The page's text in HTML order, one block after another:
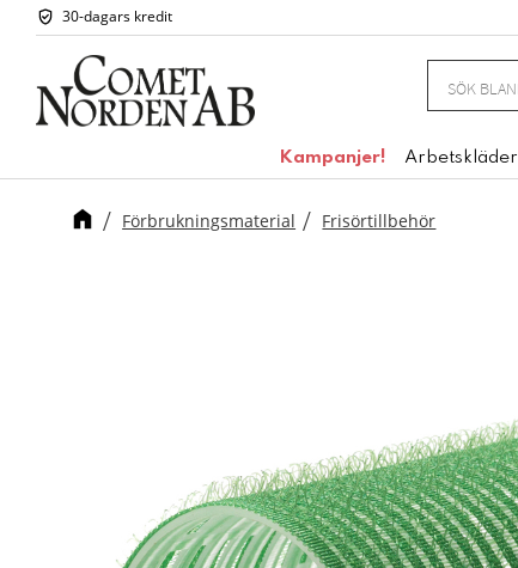
30-dagars kredit
Kampanjer! Arbetskläder
Förbrukningsmaterial Frisörtillbehör